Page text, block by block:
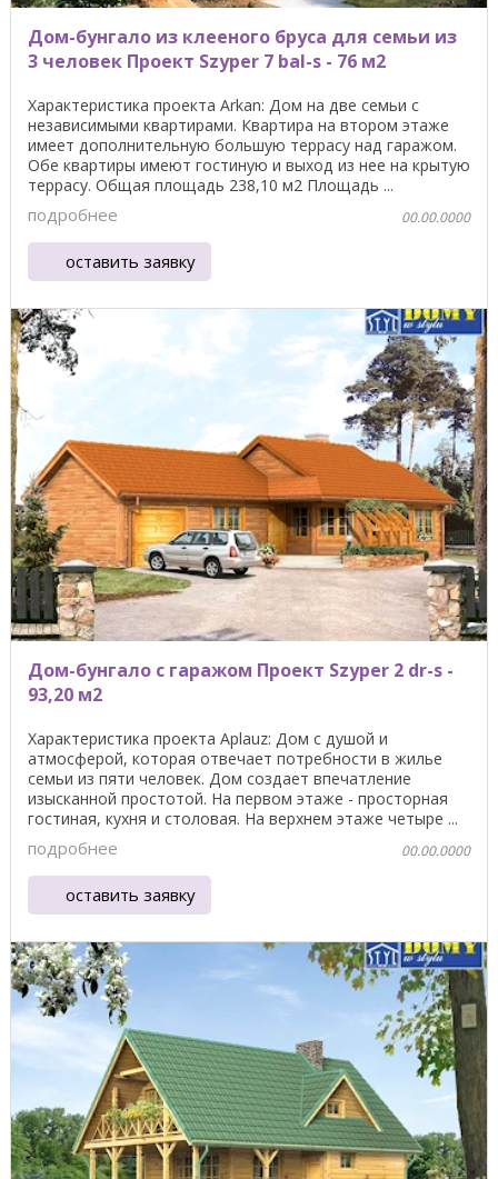
Дом-бунгало из клееного бруса для семьи из
3 человек Проект Szyper 7 bal-s - 76 м2
Характеристика проекта Arkan: Дом на две семьи с
независимыми квартирами. Квартира на втором этаже
имеет дополнительную большую террасу над гаражом.
Обе квартиры имеют гостиную и выход из нее на крытую
террасу. Общая площадь 238,10 м2 Площадь ...
подробнее 00.00.0000
оставить заявку
Дом-бунгало с гаражом Проект Szyper 2 dr-s -
93,20 м2
Характеристика проекта Aplauz: Дом с душой и
атмосферой, которая отвечает потребности в жилье
семьи из пяти человек. Дом создает впечатление
изысканной простотой. На первом этаже - просторная
гостиная, кухня и столовая. На верхнем этаже четыре ...
подробнее 00.00.0000
оставить заявку